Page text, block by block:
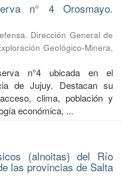
n° 4 Orosmayo.
Dirección General de
Geológico-Minera,
n°4 ubicada en el
de Jujuy. Destacan su
clima, población y
económica, ...
(alnoitas) del Río
las provincias de Salta